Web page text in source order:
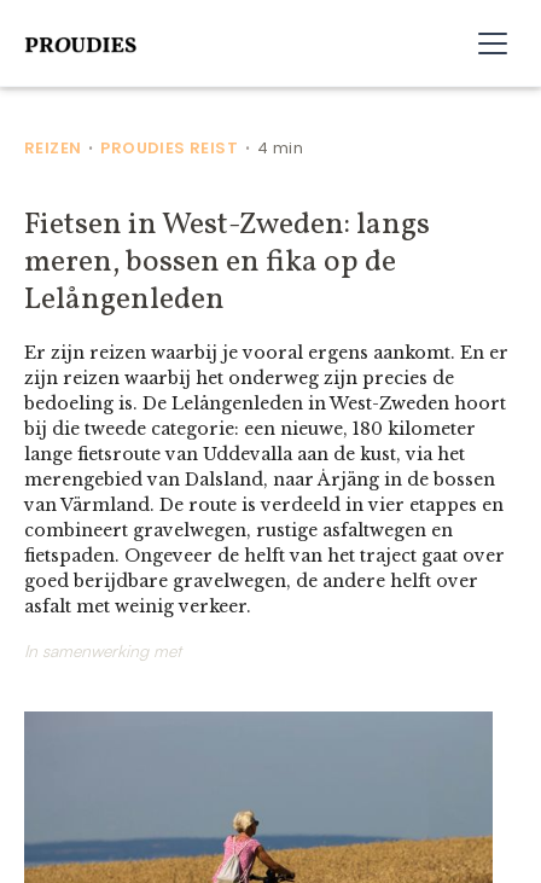
REIZEN • PROUDIES REIST • 4 min
Fietsen in West-Zweden: langs
meren, bossen en fika op de
Lelångenleden
Er zijn reizen waarbij je vooral ergens aankomt. En er
zijn reizen waarbij het onderweg zijn precies de
bedoeling is. De Lelångenleden in West-Zweden hoort
bij die tweede categorie: een nieuwe, 180 kilometer
lange fietsroute van Uddevalla aan de kust, via het
merengebied van Dalsland, naar Årjäng in de bossen
van Värmland. De route is verdeeld in vier etappes en
combineert gravelwegen, rustige asfaltwegen en
fietspaden. Ongeveer de helft van het traject gaat over
goed berijdbare gravelwegen, de andere helft over
asfalt met weinig verkeer.
In samenwerking met